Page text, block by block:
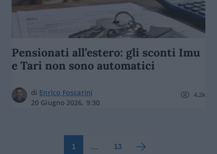
Pensionati all’estero: gli sconti Imu
e Tari non sono automatici
di Enrico Foscarini
20 Giugno 2026, 9:30
4.2k
1 … 13